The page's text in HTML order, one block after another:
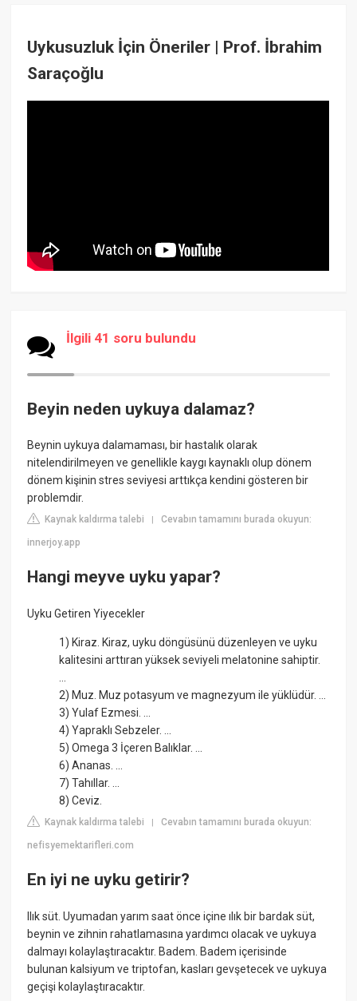
Uykusuzluk İçin Öneriler | Prof. İbrahim
Saraçoğlu
İlgili 41 soru bulundu
Beyin neden uykuya dalamaz?
Beynin uykuya dalamaması, bir hastalık olarak
nitelendirilmeyen ve genellikle kaygı kaynaklı olup dönem
dönem kişinin stres seviyesi arttıkça kendini gösteren bir
problemdir.
Kaynak kaldırma talebi |Cevabın tamamını burada okuyun:
innerjoy.app
Hangi meyve uyku yapar?
Uyku Getiren Yiyecekler
1) Kiraz. Kiraz, uyku döngüsünü düzenleyen ve uyku
kalitesini arttıran yüksek seviyeli melatonine sahiptir.
2) Muz. Muz potasyum ve magnezyum ile yüklüdür. ...
3) Yulaf Ezmesi. ...
4) Yapraklı Sebzeler. ...
5) Omega 3 İçeren Balıklar. ...
6) Ananas. ...
7) Tahıllar. ...
8) Ceviz.
Kaynak kaldırma talebi |Cevabın tamamını burada okuyun:
nefisyemektarifleri.com
En iyi ne uyku getirir?
Ilık süt. Uyumadan yarım saat önce içine ılık bir bardak süt,
beynin ve zihnin rahatlamasına yardımcı olacak ve uykuya
dalmayı kolaylaştıracaktır. Badem. Badem içerisinde
bulunan kalsiyum ve triptofan, kasları gevşetecek ve uykuya
geçişi kolaylaştıracaktır.